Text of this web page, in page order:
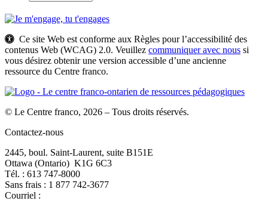
Ce site Web est conforme aux Règles pour l’accessibilité des
contenus Web (WCAG) 2.0. Veuillez communiquer avec nous si
vous désirez obtenir une version accessible d’une ancienne
ressource du Centre franco.
© Le Centre franco, 2026 – Tous droits réservés.
Contactez-nous
2445, boul. Saint-Laurent, suite B151E
Ottawa (Ontario) K1G 6C3
Tél. : 613 747‑8000
Sans frais : 1 877 742‑3677
Courriel :